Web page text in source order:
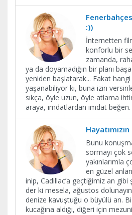
:))
İnternetten
konforlu bir
zamanda,
ya da doyamadığın bir planı
yeniden başlatarak... Fakat hangi
yaşanabiliyor ki, buna izin
sıkça, öyle uzun, öyle atlama
araya, imdatlardan imdat beğen.
Bunu
sormayı çok
yakınlarımla
en güzel
inip, Cadillac’a geçtiğimiz an
der ki mesela, ağustos
denize kavuştuğu o büyülü an.
kucağına aldığı, diğeri için